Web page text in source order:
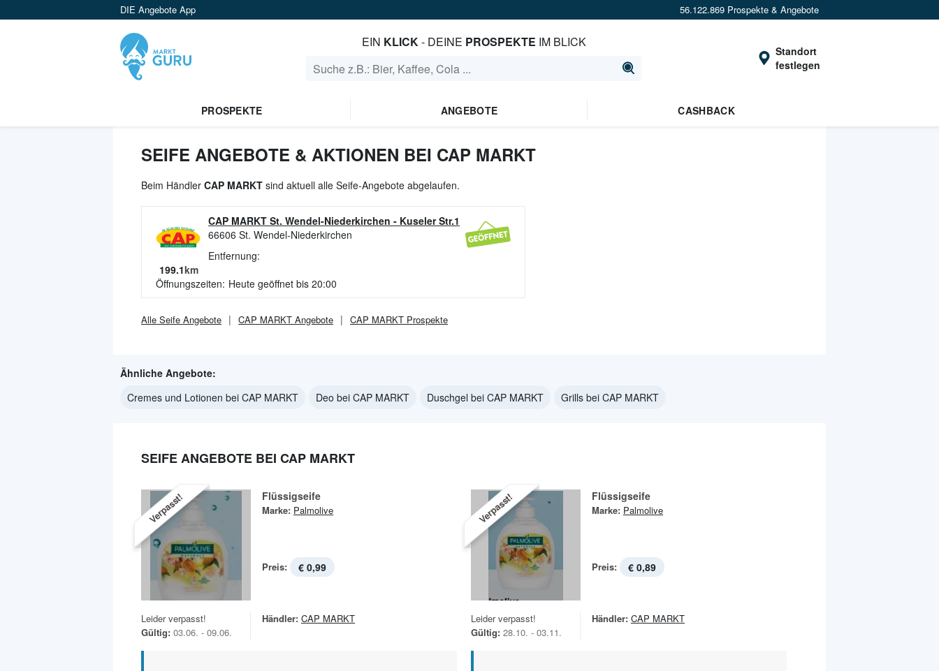
DIE Angebote App 56.122.869 Prospekte & Angebote
EIN KLICK- DEINE PROSPEKTE IM BLICK
Standort
festlegen
PROSPEKTE ANGEBOTE CASHBACK
SEIFE ANGEBOTE & AKTIONEN BEI CAP MARKT
Beim Händler CAP MARKT sind aktuell alle Seife-Angebote abgelaufen.
CAP MARKT St. Wendel-Niederkirchen - Kuseler Str.1
66606 St. Wendel-Niederkirchen
Entfernung:
199.1km
Öffnungszeiten: Heute geöffnet bis 20:00
Alle Seife Angebote CAP MARKT Angebote CAP MARKT Prospekte
Ähnliche Angebote:
Cremes und Lotionen bei CAP MARKT
Deo bei CAP MARKT Duschgel bei CAP MARKT Grills bei CAP MARKT
SEIFE ANGEBOTE BEI CAP MARKT
Verpasst! Flüssigseife
Marke: Palmolive
Preis: € 0,99
Leider verpasst!
Gültig: 03.06. - 09.06.
Händler: CAP MARKT
Verpasst! Flüssigseife
Marke: Palmolive
Preis: € 0,89
Leider verpasst!
Gültig: 28.10. - 03.11.
Händler: CAP MARKT